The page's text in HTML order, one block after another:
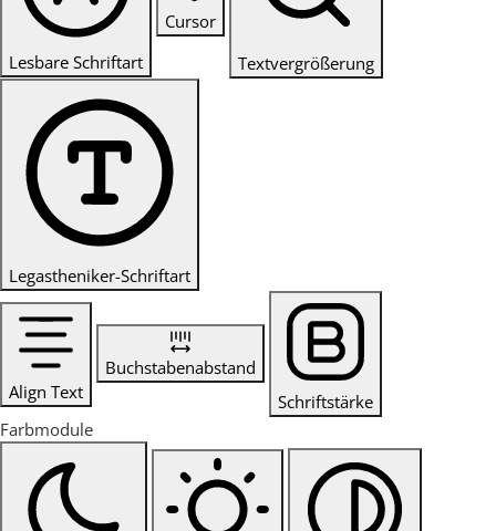
Lesbare Schriftart
Cursor
Textvergrößerung
Legastheniker-Schriftart
Align Text
Buchstabenabstand
Schriftstärke
Farbmodule